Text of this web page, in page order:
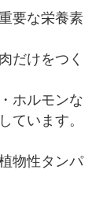
要な栄養素
だけをつく
ホルモンな
ています。
物性タンパ